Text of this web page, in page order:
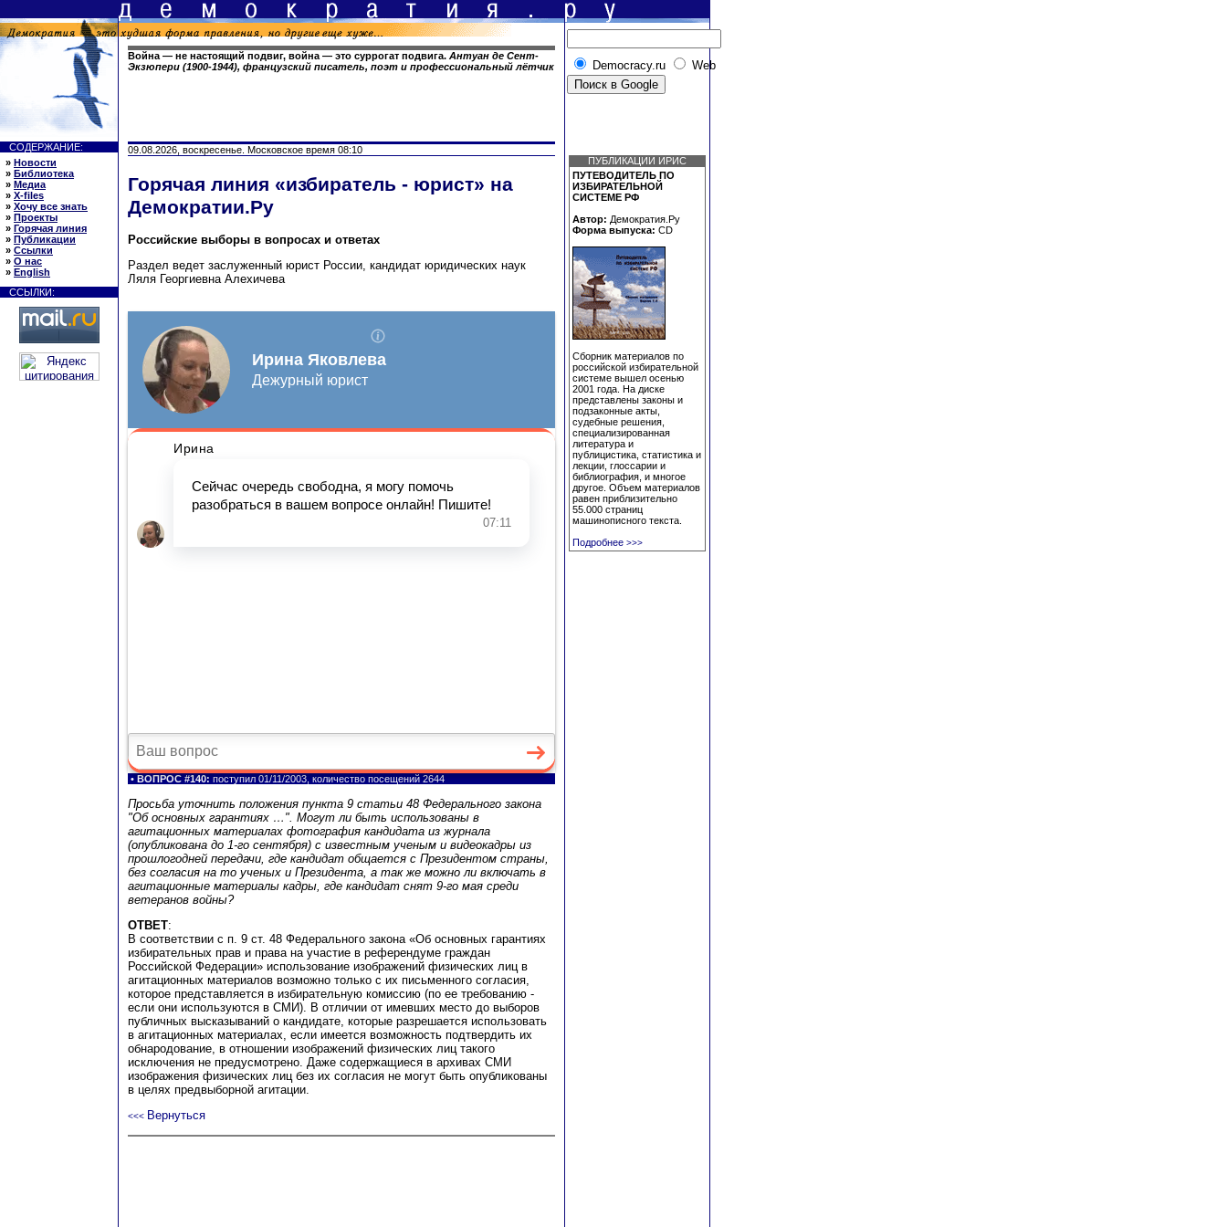
Война — не настоящий подвиг, война — это суррогат подвига. Антуан де Сент-
Экзюпери (1900-1944), французский писатель, поэт и профессиональный лётчик
Democracy.ru Web
СОДЕРЖАНИЕ:
» Новости
» Библиотека
» Медиа
» X-files
» Хочу все знать
» Проекты
» Горячая линия
» Публикации
» Ссылки
» О нас
» English
ССЫЛКИ:
09.08.2026, воскресенье. Московское время 08:10
Горячая линия «избиратель - юрист» на
Демократии.Ру
Российские выборы в вопросах и ответах
Раздел ведет заслуженный юрист России, кандидат юридических наук
Ляля Георгиевна Алехичева
• ВОПРОС #140: поступил 01/11/2003, количество посещений 2644
Просьба уточнить положения пункта 9 статьи 48 Федерального закона
"Об основных гарантиях …". Могут ли быть использованы в
агитационных материалах фотография кандидата из журнала
(опубликована до 1-го сентября) с известным ученым и видеокадры из
прошлогодней передачи, где кандидат общается с Президентом страны,
без согласия на то ученых и Президента, а так же можно ли включать в
агитационные материалы кадры, где кандидат снят 9-го мая среди
ветеранов войны?
ОТВЕТ:
В соответствии с п. 9 ст. 48 Федерального закона «Об основных гарантиях
избирательных прав и права на участие в референдуме граждан
Российской Федерации» использование изображений физических лиц в
агитационных материалов возможно только с их письменного согласия,
которое представляется в избирательную комиссию (по ее требованию -
если они используются в СМИ). В отличии от имевших место до выборов
публичных высказываний о кандидате, которые разрешается использовать
в агитационных материалах, если имеется возможность подтвердить их
обнародование, в отношении изображений физических лиц такого
исключения не предусмотрено. Даже содержащиеся в архивах СМИ
изображения физических лиц без их согласия не могут быть опубликованы
в целях предвыборной агитации.
<<< Вернуться
ПУБЛИКАЦИИ ИРИС
ПУТЕВОДИТЕЛЬ ПО
ИЗБИРАТЕЛЬНОЙ
СИСТЕМЕ РФ
Автор: Демократия.Ру
Форма выпуска: CD
Сборник материалов по
российской избирательной
системе вышел осенью
2001 года. На диске
представлены законы и
подзаконные акты,
судебные решения,
специализированная
литература и
публицистика, статистика и
лекции, глоссарии и
библиография, и многое
другое. Объем материалов
равен приблизительно
55.000 страниц
машинописного текста.
Подробнее >>>